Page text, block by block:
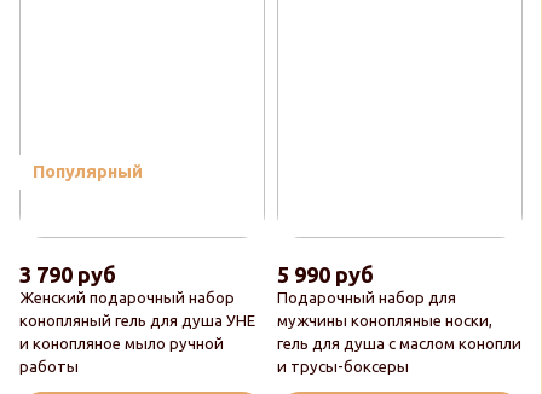
Популярный
Женский подарочный набор
конопляный гель для душа УНЕ
и конопляное мыло ручной
работы
3 790 руб
Подарочный набор для
мужчины конопляные носки,
гель для душа с маслом конопли
и трусы-боксеры
5 990 руб